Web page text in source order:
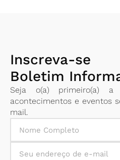
Inscreva-
Boletim
Seja o(a) primeiro(a) a
acontecimentos e eventos
mail.